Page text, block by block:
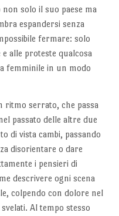
solo il suo paese ma
espandersi senza
fermare: solo
alle proteste qualcosa
femminile in un modo
ritmo serrato, che passa
passato delle altre due
di vista cambi, passando
disorientare o dare
i pensieri di
descrivere ogni scena
colpendo con dolore nel
Al tempo stesso